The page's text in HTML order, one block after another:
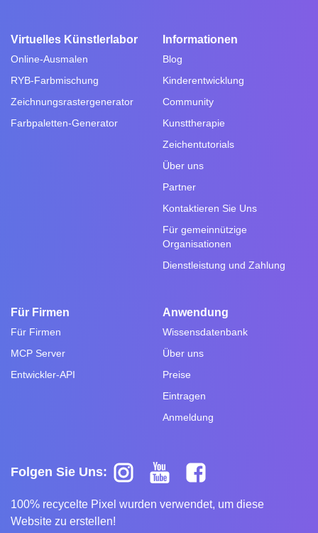
Virtuelles Künstlerlabor
Online-Ausmalen
RYB-Farbmischung
Zeichnungsrastergenerator
Farbpaletten-Generator
Informationen
Blog
Kinderentwicklung
Community
Kunsttherapie
Zeichentutorials
Über uns
Partner
Kontaktieren Sie Uns
Für gemeinnützige
Organisationen
Dienstleistung und Zahlung
Für Firmen
Für Firmen
MCP Server
Entwickler-API
Anwendung
Wissensdatenbank
Über uns
Preise
Eintragen
Anmeldung
Folgen Sie Uns:
100% recycelte Pixel wurden verwendet, um diese
Website zu erstellen!